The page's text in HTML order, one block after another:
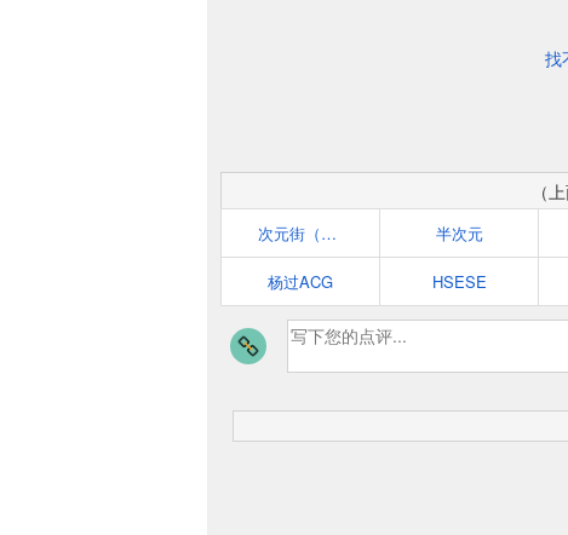
找
（
次元街（ciyuanjie.cn） 半次元
杨过ACG HSESE